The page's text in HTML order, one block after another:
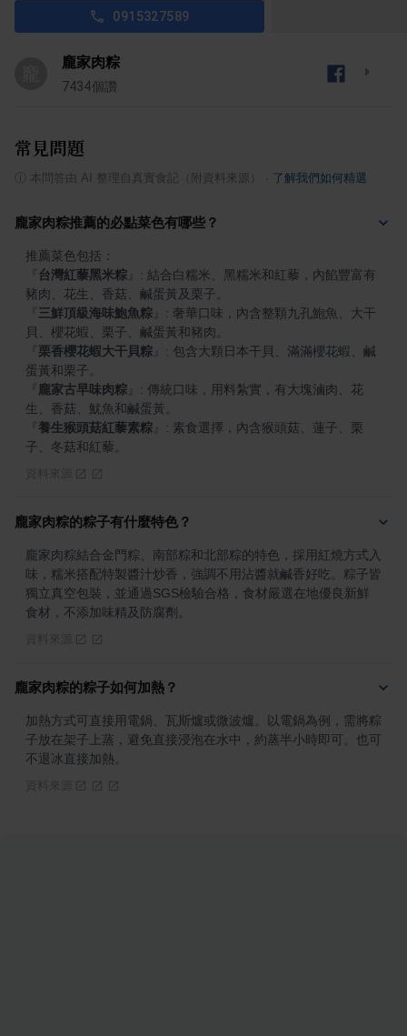
0915327589
龐家肉粽
7434個讚
常見問題
本問答由 AI 整理自真實食記（附資料來源） 了解我們如何精選
龐家肉粽推薦的必點菜色有哪些？
台灣紅藜黑米粽
: 結合白糯米、黑糯米和紅藜，內餡豐富有
三鮮頂級海味鮑魚粽
: 奢華口味，內含整顆九孔鮑魚、大干
栗香櫻花蝦大干貝粽
: 包含大顆日本干貝、滿滿櫻花蝦、鹹
龐家古早味肉粽
: 傳統口味，用料紮實，有大塊滷肉、花
養生猴頭菇紅藜素粽
: 素食選擇，內含猴頭菇、蓮子、栗
子、冬菇和紅藜。
龐家肉粽的粽子有什麼特色？
龐家肉粽結合金門粽、南部粽和北部粽的特色，採用紅燒方式入
味，糯米搭配特製醬汁炒香，強調不用沾醬就鹹香好吃。粽子皆
獨立真空包裝，並通過SGS檢驗合格，食材嚴選在地優良新鮮
食材，不添加味精及防腐劑。
龐家肉粽的粽子如何加熱？
加熱方式可直接用電鍋、瓦斯爐或微波爐。以電鍋為例，需將粽
子放在架子上蒸，避免直接浸泡在水中，約蒸半小時即可。也可
不退冰直接加熱。